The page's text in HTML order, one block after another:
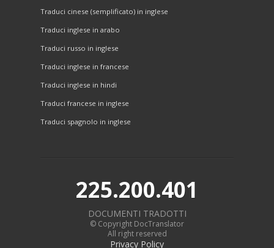
Traduci cinese (semplificato) in inglese
Traduci inglese in arabo
Traduci russo in inglese
Traduci inglese in francese
Traduci inglese in hindi
Traduci francese in inglese
Traduci spagnolo in inglese
225.200.401
DOCUMENTI TRADOTTI
© Copyright DocTranslator
All right reserved
Privacy Policy